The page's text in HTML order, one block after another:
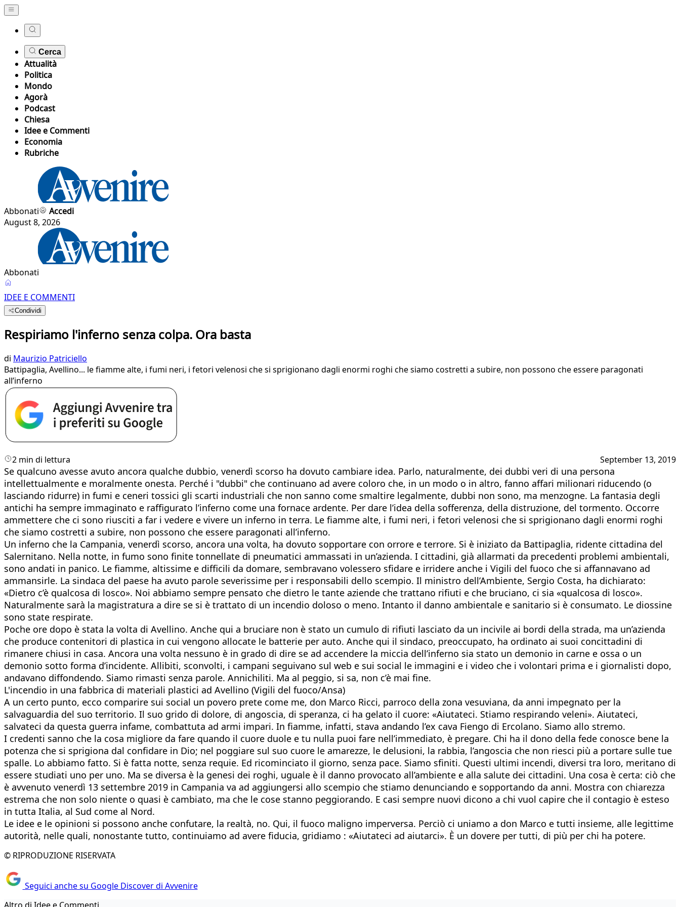
Cerca
Attualità
Politica
Mondo
Agorà
Podcast
Chiesa
Idee e Commenti
Economia
Rubriche
Abbonati
Accedi
August 8, 2026
Abbonati
IDEE E COMMENTI
Condividi
Respiriamo l'inferno senza colpa. Ora basta
di Maurizio Patriciello
Battipaglia, Avellino... le fiamme alte, i fumi neri, i fetori velenosi che si sprigionano dagli enormi roghi che siamo costretti a subire, non possono che essere paragonati
all’inferno
2 min di lettura September 13, 2019
Se qualcuno avesse avuto ancora qualche dubbio, venerdì scorso ha dovuto cambiare idea. Parlo, naturalmente, dei dubbi veri di una persona
intellettualmente e moralmente onesta. Perché i "dubbi" che continuano ad avere coloro che, in un modo o in altro, fanno affari milionari riducendo (o
lasciando ridurre) in fumi e ceneri tossici gli scarti industriali che non sanno come smaltire legalmente, dubbi non sono, ma menzogne. La fantasia degli
antichi ha sempre immaginato e raffigurato l’inferno come una fornace ardente. Per dare l’idea della sofferenza, della distruzione, del tormento. Occorre
ammettere che ci sono riusciti a far i vedere e vivere un inferno in terra. Le fiamme alte, i fumi neri, i fetori velenosi che si sprigionano dagli enormi roghi
che siamo costretti a subire, non possono che essere paragonati all’inferno.
Un inferno che la Campania, venerdì scorso, ancora una volta, ha dovuto sopportare con orrore e terrore. Si è iniziato da Battipaglia, ridente cittadina del
Salernitano. Nella notte, in fumo sono finite tonnellate di pneumatici ammassati in un’azienda. I cittadini, già allarmati da precedenti problemi ambientali,
sono andati in panico. Le fiamme, altissime e difficili da domare, sembravano volessero sfidare e irridere anche i Vigili del fuoco che si affannavano ad
ammansirle. La sindaca del paese ha avuto parole severissime per i responsabili dello scempio. Il ministro dell’Ambiente, Sergio Costa, ha dichiarato:
«Dietro c’è qualcosa di losco». Noi abbiamo sempre pensato che dietro le tante aziende che trattano rifiuti e che bruciano, ci sia «qualcosa di losco».
Naturalmente sarà la magistratura a dire se si è trattato di un incendio doloso o meno. Intanto il danno ambientale e sanitario si è consumato. Le diossine
sono state respirate.
Poche ore dopo è stata la volta di Avellino. Anche qui a bruciare non è stato un cumulo di rifiuti lasciato da un incivile ai bordi della strada, ma un’azienda
che produce contenitori di plastica in cui vengono allocate le batterie per auto. Anche qui il sindaco, preoccupato, ha ordinato ai suoi concittadini di
rimanere chiusi in casa. Ancora una volta nessuno è in grado di dire se ad accendere la miccia dell’inferno sia stato un demonio in carne e ossa o un
demonio sotto forma d’incidente. Allibiti, sconvolti, i campani seguivano sul web e sui social le immagini e i video che i volontari prima e i giornalisti dopo,
andavano diffondendo. Siamo rimasti senza parole. Annichiliti. Ma al peggio, si sa, non c’è mai fine.
L'incendio in una fabbrica di materiali plastici ad Avellino (Vigili del fuoco/Ansa)
A un certo punto, ecco comparire sui social un povero prete come me, don Marco Ricci, parroco della zona vesuviana, da anni impegnato per la
salvaguardia del suo territorio. Il suo grido di dolore, di angoscia, di speranza, ci ha gelato il cuore: «Aiutateci. Stiamo respirando veleni». Aiutateci,
salvateci da questa guerra infame, combattuta ad armi impari. In fiamme, infatti, stava andando l’ex cava Fiengo di Ercolano. Siamo allo stremo.
I credenti sanno che la cosa migliore da fare quando il cuore duole e tu nulla puoi fare nell’immediato, è pregare. Chi ha il dono della fede conosce bene la
potenza che si sprigiona dal confidare in Dio; nel poggiare sul suo cuore le amarezze, le delusioni, la rabbia, l’angoscia che non riesci più a portare sulle tue
spalle. Lo abbiamo fatto. Si è fatta notte, senza requie. Ed ricominciato il giorno, senza pace. Siamo sfiniti. Questi ultimi incendi, diversi tra loro, meritano di
essere studiati uno per uno. Ma se diversa è la genesi dei roghi, uguale è il danno provocato all’ambiente e alla salute dei cittadini. Una cosa è certa: ciò che
è avvenuto venerdì 13 settembre 2019 in Campania va ad aggiungersi allo scempio che stiamo denunciando e sopportando da anni. Mostra con chiarezza
estrema che non solo niente o quasi è cambiato, ma che le cose stanno peggiorando. E casi sempre nuovi dicono a chi vuol capire che il contagio è esteso
in tutta Italia, al Sud come al Nord.
Le idee e le opinioni si possono anche confutare, la realtà, no. Qui, il fuoco maligno imperversa. Perciò ci uniamo a don Marco e tutti insieme, alle legittime
autorità, nelle quali, nonostante tutto, continuiamo ad avere fiducia, gridiamo : «Aiutateci ad aiutarci». È un dovere per tutti, di più per chi ha potere.
© RIPRODUZIONE RISERVATA
Seguici anche su Google Discover di Avvenire